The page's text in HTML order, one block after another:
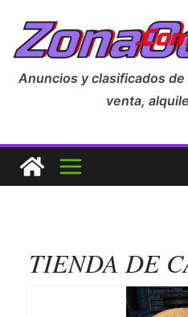
Anuncios y clasificados
venta,
TIENDA DE